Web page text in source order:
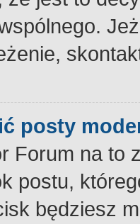
posty
Forum na to
postu,
będziesz